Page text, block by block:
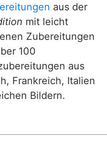
aus der
mit leicht
Zubereitungen
100
aus
Frankreich, Italien
Bildern.